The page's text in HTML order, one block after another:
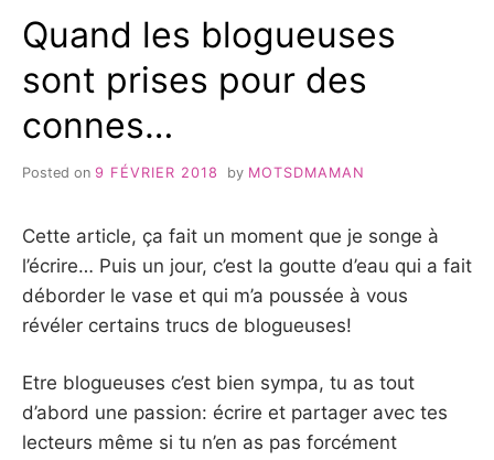
Quand les blogueuses
sont prises pour des
connes…
Posted on 9 FÉVRIER 2018 by MOTSDMAMAN
Cette article, ça fait un moment que je songe à
l’écrire… Puis un jour, c’est la goutte d’eau qui a fait
déborder le vase et qui m’a poussée à vous
révéler certains trucs de blogueuses!
Etre blogueuses c’est bien sympa, tu as tout
d’abord une passion: écrire et partager avec tes
lecteurs même si tu n’en as pas forcément